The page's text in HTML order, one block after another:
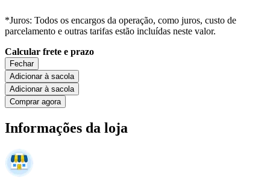
*Juros: Todos os encargos da operação, como juros, custo de
parcelamento e outras tarifas estão incluídas neste valor.
Calcular frete e prazo
Fechar
Adicionar à sacola
Adicionar à sacola
Comprar agora
Informações da loja